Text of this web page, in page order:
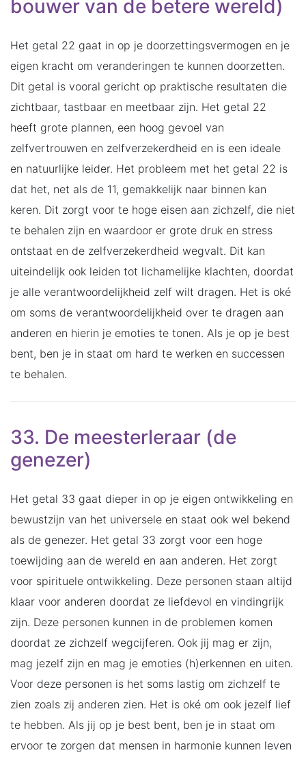
bouwer van de betere wereld)
Het getal 22 gaat in op je doorzettingsvermogen en je
eigen kracht om veranderingen te kunnen doorzetten.
Dit getal is vooral gericht op praktische resultaten die
zichtbaar, tastbaar en meetbaar zijn. Het getal 22
heeft grote plannen, een hoog gevoel van
zelfvertrouwen en zelfverzekerdheid en is een ideale
en natuurlijke leider. Het probleem met het getal 22 is
dat het, net als de 11, gemakkelijk naar binnen kan
keren. Dit zorgt voor te hoge eisen aan zichzelf, die niet
te behalen zijn en waardoor er grote druk en stress
ontstaat en de zelfverzekerdheid wegvalt. Dit kan
uiteindelijk ook leiden tot lichamelijke klachten, doordat
je alle verantwoordelijkheid zelf wilt dragen. Het is oké
om soms de verantwoordelijkheid over te dragen aan
anderen en hierin je emoties te tonen. Als je op je best
bent, ben je in staat om hard te werken en successen
te behalen.
33. De meesterleraar (de
genezer)
Het getal 33 gaat dieper in op je eigen ontwikkeling en
bewustzijn van het universele en staat ook wel bekend
als de genezer. Het getal 33 zorgt voor een hoge
toewijding aan de wereld en aan anderen. Het zorgt
voor spirituele ontwikkeling. Deze personen staan altijd
klaar voor anderen doordat ze liefdevol en vindingrijk
zijn. Deze personen kunnen in de problemen komen
doordat ze zichzelf wegcijferen. Ook jij mag er zijn,
mag jezelf zijn en mag je emoties (h)erkennen en uiten.
Voor deze personen is het soms lastig om zichzelf te
zien zoals zij anderen zien. Het is oké om ook jezelf lief
te hebben. Als jij op je best bent, ben je in staat om
ervoor te zorgen dat mensen in harmonie kunnen leven